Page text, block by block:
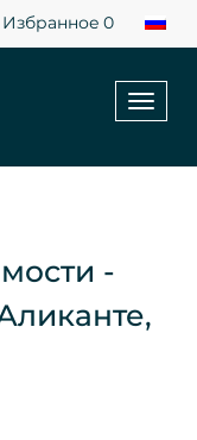
Избранное 0
-